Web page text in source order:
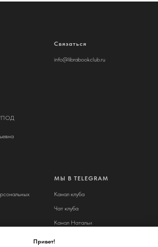
"ПОД
Связаться
info@librabookclub.ru
МЫ В TELEGRAM
Канал клуба
Чат клуба
Канал Натальи
Привет!